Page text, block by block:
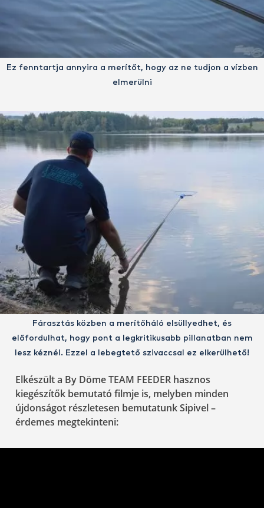
Ez fenntartja annyira a merítőt, hogy az ne tudjon a vízben
elmerülni
Fárasztás közben a merítőháló elsüllyedhet, és
előfordulhat, hogy pont a legkritikusabb pillanatban nem
lesz kéznél. Ezzel a lebegtető szivaccsal ez elkerülhető!
Elkészült a By Döme TEAM FEEDER hasznos
kiegészítők bemutató filmje is, melyben minden
újdonságot részletesen bemutatunk Sipivel –
érdemes megtekinteni: